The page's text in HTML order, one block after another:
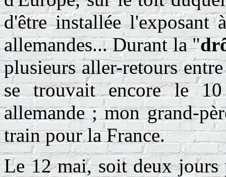
d'être installée l'exposant
allemandes... Durant la "
plusieurs aller-retours
se trouvait encore le
allemande ; mon grand-
train pour la France.
Le 12 mai, soit deux jours